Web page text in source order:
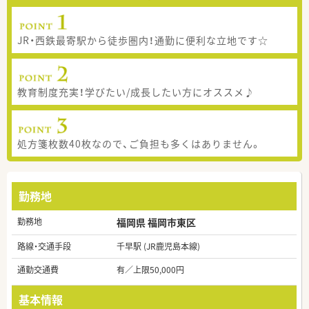
JR・西鉄最寄駅から徒歩圏内！通勤に便利な立地です☆
教育制度充実！学びたい/成長したい方にオススメ♪
処方箋枚数40枚なので、ご負担も多くはありません。
勤務地
勤務地 福岡県 福岡市東区
路線・交通手段
千早駅 (JR鹿児島本線)
通勤交通費
有／上限50,000円
基本情報